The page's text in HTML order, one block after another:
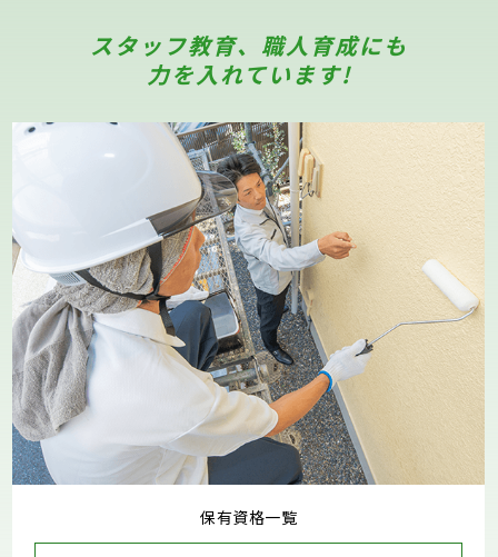
スタッフ教育、職人育成にも
力を入れています!
保有資格一覧